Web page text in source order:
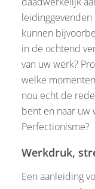
kunnen
in de ochtend
van uw werk?
welke
nou echt de
bent en naar
Perfectionisme?
Werkdruk,
Een aanleiding